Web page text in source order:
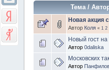
Тема/
Новая акция
Автор Коля « 1 2
Новый гост
Автор 0daliska
Московских
Автор